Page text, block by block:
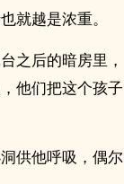
就越是浓重。
之后的暗房里，
他们把这个孩子
供他呼吸，偶尔